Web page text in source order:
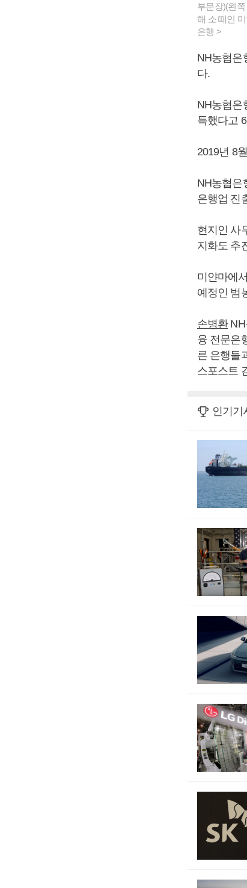
부문장)(왼
해 소 떼인
은행 >
NH농협은
다.
NH농협은
득했다고
2019년 8
NH농협은
은행업 진
현지인 사
지화도 추
미얀마에
예정인 범
손병환NH
융 전문은
른 은행들
스포스트
인기기